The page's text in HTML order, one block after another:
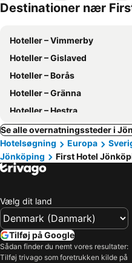
Destinationer nær
Hoteller – Vimmerby
Hoteller – Gislaved
Hoteller – Borås
Hoteller – Gränna
Hoteller – Hestra
Se alle overnatningssteder i
Hotelsøgning
Europa
Jönköping
First Hotel
Vælg dit land
Tilføj på Google
Sådan finder du nemt vores resultater:
Tilføj trivago som foretrukken kilde på